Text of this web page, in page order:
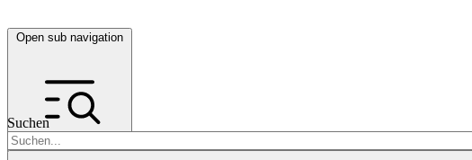
Open sub navigation
Suchen